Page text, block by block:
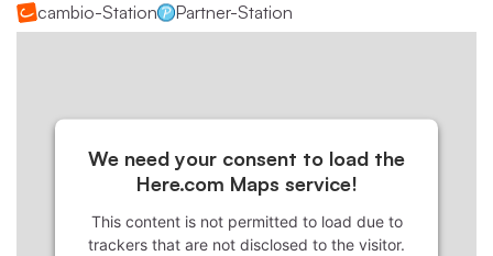
cambio-Station Partner-Station
We need your consent to load the
Here.com Maps service!
This content is not permitted to load due to
trackers that are not disclosed to the visitor.